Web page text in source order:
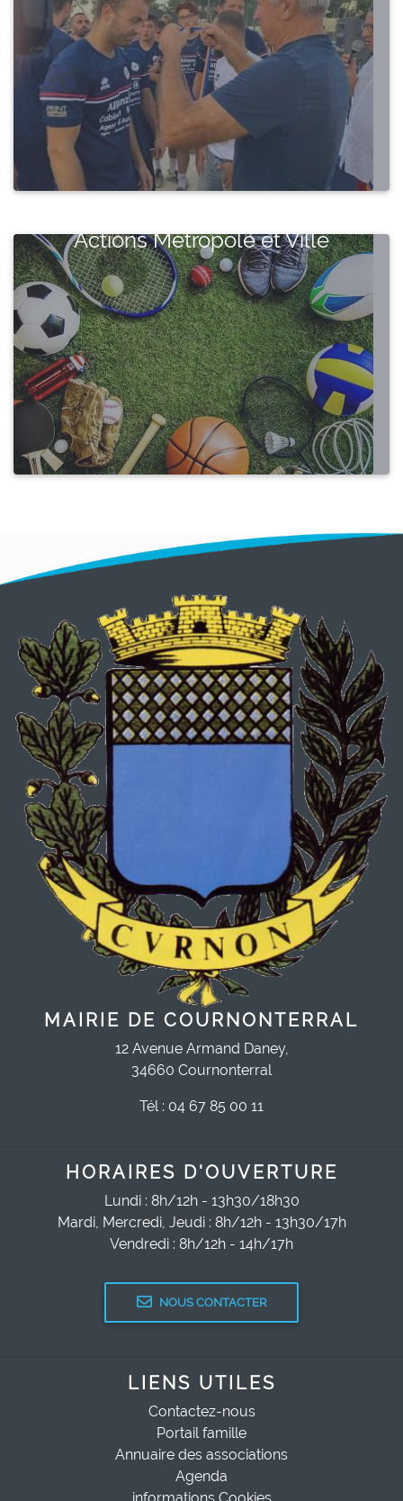
Actions Métropole et Ville
MAIRIE DE COURNONTERRAL
12 Avenue Armand Daney,
34660 Cournonterral
Tél : 04 67 85 00 11
HORAIRES D'OUVERTURE
Lundi : 8h/12h - 13h30/18h30
Mardi, Mercredi, Jeudi : 8h/12h - 13h30/17h
Vendredi : 8h/12h - 14h/17h
NOUS CONTACTER
LIENS UTILES
Contactez-nous
Portail famille
Annuaire des associations
Agenda